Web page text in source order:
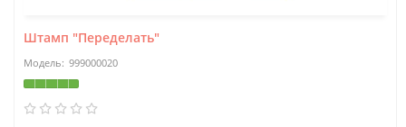
Штамп "Переделать"
999000020